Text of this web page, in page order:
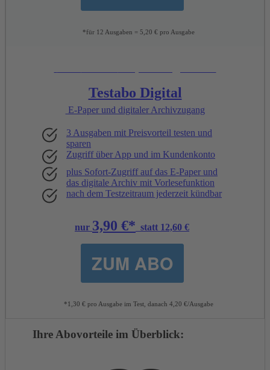
*für 12 Ausgaben = 5,20 € pro Ausgabe
Testabo Digital
E-Paper und digitaler Archivzugang
3 Ausgaben mit Preisvorteil testen und
sparen
Zugriff über App und im Kundenkonto
plus Sofort-Zugriff auf das E-Paper und
das digitale Archiv mit Vorlesefunktion
nach dem Testzeitraum jederzeit kündbar
nur 3,90 €* statt 12,60 €
ZUM ABO
*1,30 € pro Ausgabe im Test, danach 4,20 €/Ausgabe
Ihre Abovorteile im Überblick: